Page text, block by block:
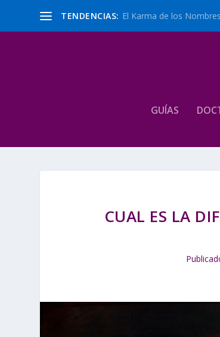
TENDENCIAS: El Karma de los
GUÍAS
CUAL ES LA